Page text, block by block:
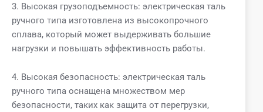
3. Высокая грузоподъемность: электрическая таль
ручного типа изготовлена ​​из высокопрочного
сплава, который может выдерживать большие
нагрузки и повышать эффективность работы.
4. Высокая безопасность: электрическая таль
ручного типа оснащена множеством мер
безопасности, таких как защита от перегрузки,